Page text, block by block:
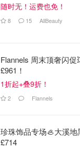
随时无！运费也免！
8 15 AllBeauty
Flannels 周末顶奢闪
£961！
1折起+叠9折！
2 Flannels
珍珠饰品专场🦪大溪
£714